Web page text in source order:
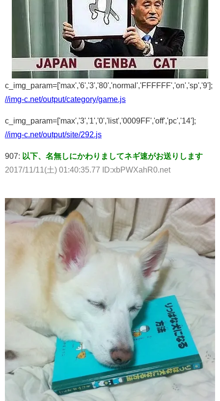
c_img_param=['max','6','3','80','normal','FFFFFF','on','sp','9'];
//img-c.net/output/category/game.js
c_img_param=['max','3','1','0','list','0009FF','off','pc','14'];
//img-c.net/output/site/292.js
907: 以下、名無しにかわりましてネギ速がお送りします
2017/11/11(土) 01:40:35.77 ID:xbPWXahR0.net